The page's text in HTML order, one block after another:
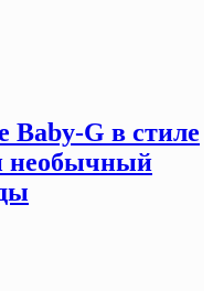
Baby-G в стиле
необычный